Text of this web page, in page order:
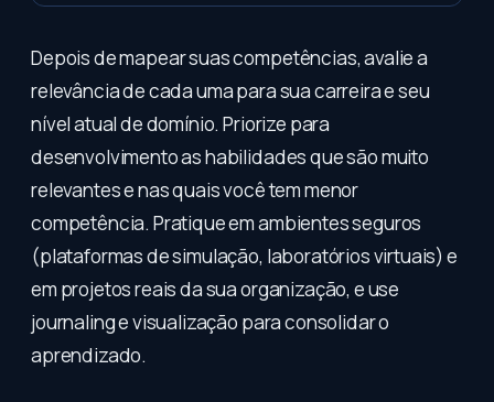
Depois de mapear suas competências, avalie a
relevância de cada uma para sua carreira e seu
nível atual de domínio. Priorize para
desenvolvimento as habilidades que são muito
relevantes e nas quais você tem menor
competência. Pratique em ambientes seguros
(plataformas de simulação, laboratórios virtuais) e
em projetos reais da sua organização, e use
journaling e visualização para consolidar o
aprendizado.